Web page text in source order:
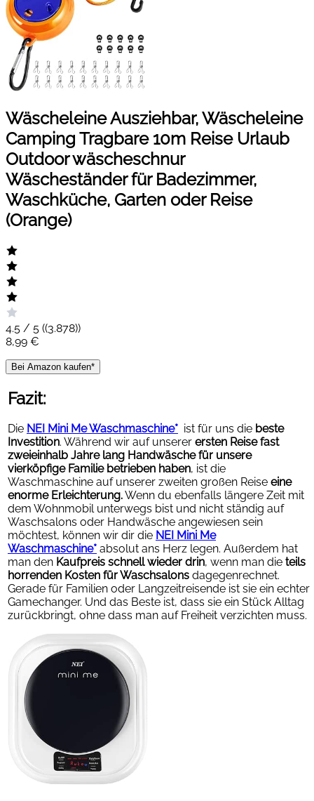
Wäscheleine Ausziehbar, Wäscheleine
Camping Tragbare 10m Reise Urlaub
Outdoor wäscheschnur
Wäscheständer für Badezimmer,
Waschküche, Garten oder Reise
(Orange)
4.5 / 5 ((3.878))
8,99 €
Bei Amazon kaufen*
Fazit:
Die NEI Mini Me Waschmaschine* ist für uns die beste
Investition. Während wir auf unserer ersten Reise fast
zweieinhalb Jahre lang Handwäsche für unsere
vierköpfige Familie betrieben haben, ist die
Waschmaschine auf unserer zweiten großen Reise eine
enorme Erleichterung.Wenn du ebenfalls längere Zeit mit
dem Wohnmobil unterwegs bist und nicht ständig auf
Waschsalons oder Handwäsche angewiesen sein
möchtest, können wir dir die NEI Mini Me
Waschmaschine* absolut ans Herz legen. Außerdem hat
man den Kaufpreis schnell wieder drin, wenn man die teils
horrenden Kosten für Waschsalons dagegenrechnet.
Gerade für Familien oder Langzeitreisende ist sie ein echter
Gamechanger. Und das Beste ist, dass sie ein Stück Alltag
zurückbringt, ohne dass man auf Freiheit verzichten muss.